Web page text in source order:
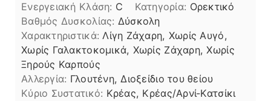
Ενεργειακή Κλάση: C Κατηγορία: Ορεκτικό
Βαθμός Δυσκολίας: Δύσκολη
Χαρακτηριστικά:Λίγη Ζάχαρη, Χωρίς Αυγό,
Χωρίς Γαλακτοκομικά, Χωρίς Ζάχαρη, Χωρίς
Ξηρούς Καρπούς
Αλλεργία: Γλουτένη, Διοξείδιο του θείου
Kύριο Συστατικό: Κρέας, Κρέας/Αρνί-Κατσίκι